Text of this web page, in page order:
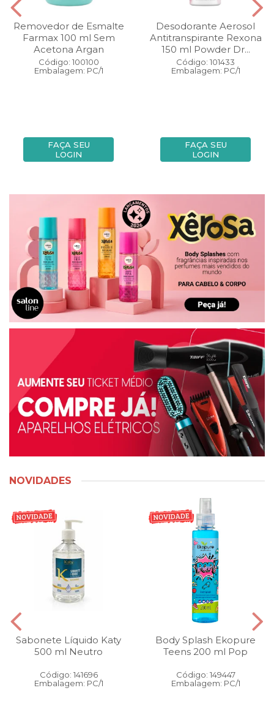
Removedor de Esmalte
Farmax 100 ml Sem
Acetona Argan
Código: 100100
Embalagem: PC/1
FAÇA SEU
LOGIN
Desodorante Aerosol
Antitranspirante Rexona
150 ml Powder Dr...
Código: 101433
Embalagem: PC/1
FAÇA SEU
LOGIN
NOVIDADES
Sabonete Líquido Katy
500 ml Neutro
Código: 141696
Embalagem: PC/1
Body Splash Ekopure
Teens 200 ml Pop
Código: 149447
Embalagem: PC/1